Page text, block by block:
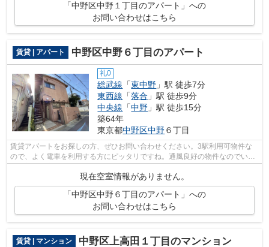
「中野区中野１丁目のアパート」への
お問い合わせはこちら
賃貸 | アパート 中野区中野６丁目のアパート
礼0
総武線 「東中野 」駅 徒歩7分
東西線 「落合 」駅 徒歩9分
中央線 「中野 」駅 徒歩15分
築64年
東京都中野区中野６丁目
賃貸アパートをお探しの方、ぜひお問い合わせください。3駅利用可物件な
ので、よく電車を利用する方にピッタリですね。通風良好の物件なのでいつ
現在空室情報がありません。
「中野区中野６丁目のアパート」への
お問い合わせはこちら
賃貸 | マンション 中野区上高田１丁目のマンション